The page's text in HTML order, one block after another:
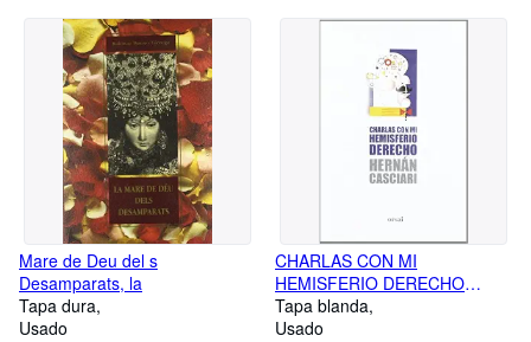
Mare de Deu del s
Desamparats, la
Tapa dura
Usado
CHARLAS CON MI
HEMISFERIO DERECHO
Hernán Casciari and Editorial
Orsai
Tapa blanda
Usado